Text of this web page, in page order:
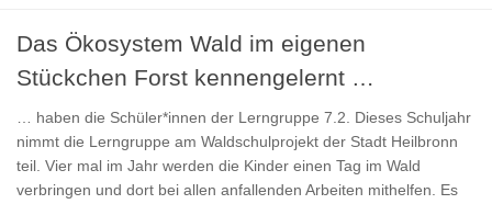
Das Ökosystem Wald im eigenen
Stückchen Forst kennengelernt …
… haben die Schüler*innen der Lerngruppe 7.2. Dieses Schuljahr
nimmt die Lerngruppe am Waldschulprojekt der Stadt Heilbronn
teil. Vier mal im Jahr werden die Kinder einen Tag im Wald
verbringen und dort bei allen anfallenden Arbeiten mithelfen. Es